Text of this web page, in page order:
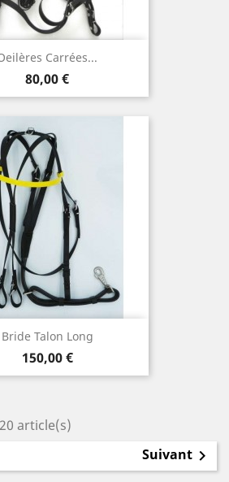
Carrées...
Prix
80,00 €
Bride Talon Long
Prix
150,00 €
article(s)
Suivant 